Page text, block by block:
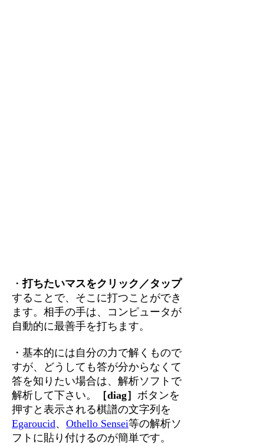
・打ちたいマスをクリック／タップ
することで、そこに打つことができ
ます。相手の手は、コンピュータが
自動的に最善手を打ちます。
・基本的には自分の力で解くもので
すが、どうしても答が分からなくて
答を知りたい場合は、解析ソフトで
解析して下さい。
［diag］ ボタンを
押すと表示される棋譜の文字列を
Egaroucid、Othello Sensei等の解析ソ
フトに貼り付けるのが簡単です。